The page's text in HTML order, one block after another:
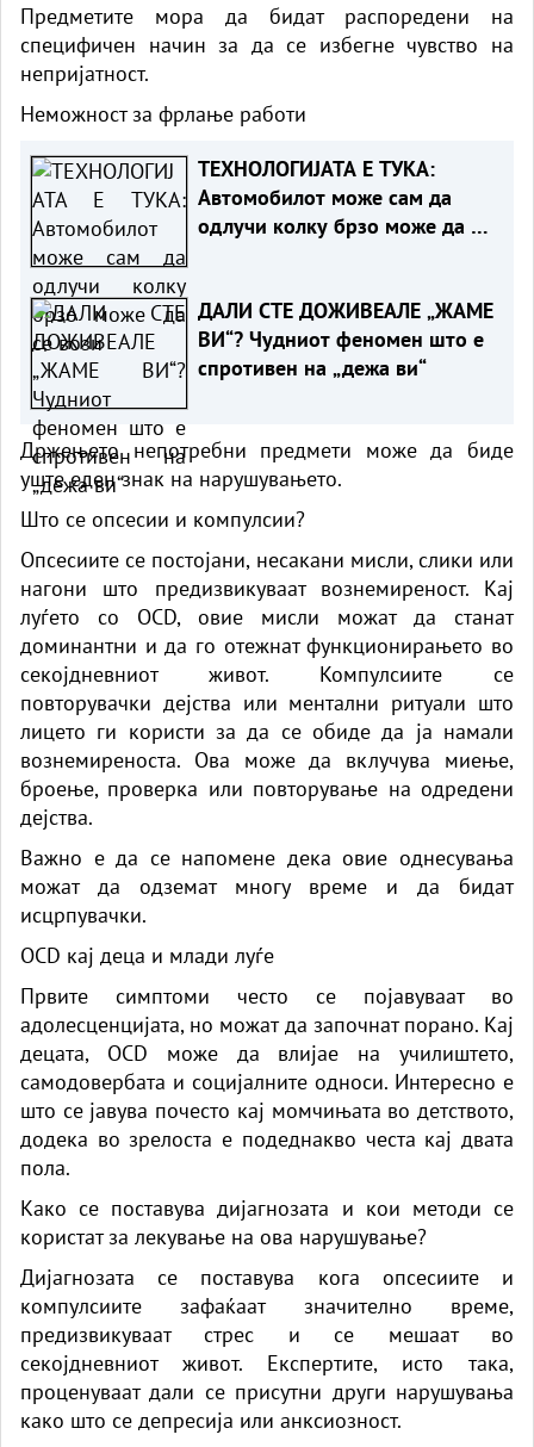
Предметите мора да бидат распоредени на
специфичен начин за да се избегне чувство на
непријатност.
Неможност за фрлање работи
ТЕХНОЛОГИЈАТА Е ТУКА:
Автомобилот може сам да
одлучи колку брзо може да се
ДАЛИ СТЕ ДОЖИВЕАЛЕ „ЖАМЕ
ВИ“? Чудниот феномен што е
спротивен на „дежа ви“
Држењето непотребни предмети може да биде
уште еден знак на нарушувањето.
Што се опсесии и компулсии?
Опсесиите се постојани, несакани мисли, слики или
нагони што предизвикуваат вознемиреност. Кај
луѓето со OCD, овие мисли можат да станат
доминантни и да го отежнат функционирањето во
секојдневниот живот. Компулсиите се
повторувачки дејства или ментални ритуали што
лицето ги користи за да се обиде да ја намали
вознемиреноста. Ова може да вклучува миење,
броење, проверка или повторување на одредени
дејства.
Важно е да се напомене дека овие однесувања
можат да одземат многу време и да бидат
исцрпувачки.
OCD кај деца и млади луѓе
Првите симптоми често се појавуваат во
адолесценцијата, но можат да започнат порано. Кај
децата, OCD може да влијае на училиштето,
самодовербата и социјалните односи. Интересно е
што се јавува почесто кај момчињата во детството,
додека во зрелоста е подеднакво честа кај двата
пола.
Како се поставува дијагнозата и кои методи се
користат за лекување на ова нарушување?
Дијагнозата се поставува кога опсесиите и
компулсиите зафаќаат значително време,
предизвикуваат стрес и се мешаат во
секојдневниот живот. Експертите, исто така,
проценуваат дали се присутни други нарушувања
како што се депресија или анксиозност.